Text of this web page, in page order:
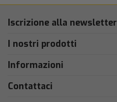
Iscrizione alla newsletter
I nostri prodotti
Informazioni
Contattaci